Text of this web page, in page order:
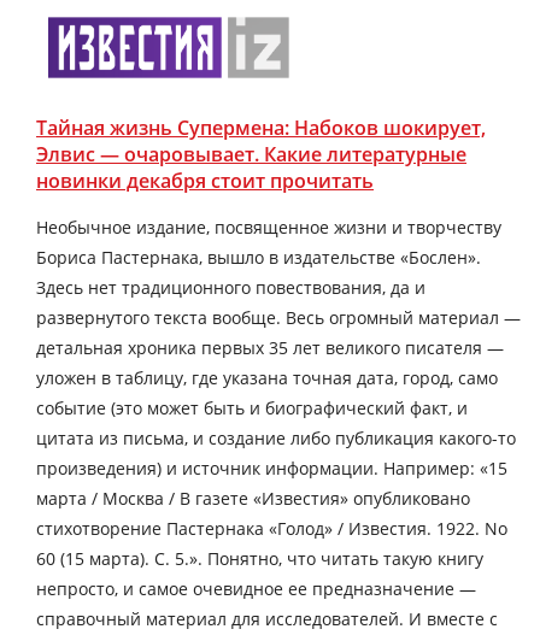
Тайная жизнь Супермена: Набоков шокирует,
Элвис — очаровывает. Какие литературные
новинки декабря стоит прочитать
Необычное издание, посвященное жизни и творчеству
Бориса Пастернака, вышло в издательстве «Бослен».
Здесь нет традиционного повествования, да и
развернутого текста вообще. Весь огромный материал —
детальная хроника первых 35 лет великого писателя —
уложен в таблицу, где указана точная дата, город, само
событие (это может быть и биографический факт, и
цитата из письма, и создание либо публикация какого-то
произведения) и источник информации. Например: «15
марта / Москва / В газете «Известия» опубликовано
стихотворение Пастернака «Голод» / Известия. 1922. No
60 (15 марта). С. 5.». Понятно, что читать такую книгу
непросто, и самое очевидное ее предназначение —
справочный материал для исследователей. И вместе с